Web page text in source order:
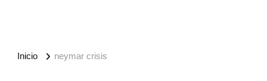
Inicio neymar crisis